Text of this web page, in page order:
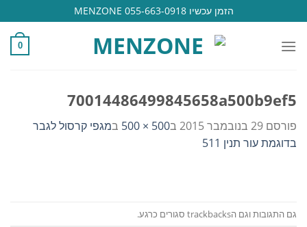
to
content
הזמן עכשיו 055-663-0918 MENZONE
0
70014486499845658a500b9ef5
פורסם 29 בנובמבר 2015 ב500 × 500 במגפי קרסול לגבר
בדוגמת עור תנין 511
גם התגובות וגם הtrackbacks סגורים כרגע.